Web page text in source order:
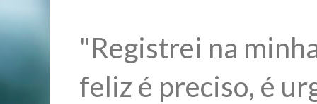
"Registrei na
feliz é preciso, é